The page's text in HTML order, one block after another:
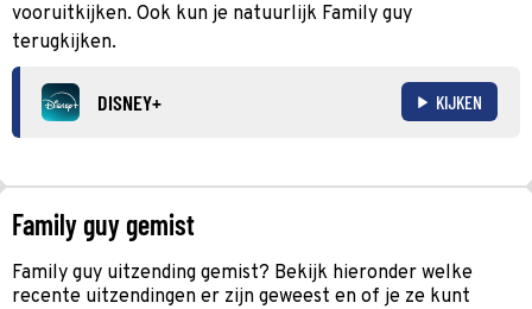
vooruitkijken. Ook kun je natuurlijk Family guy
terugkijken.
DISNEY+ KIJKEN
Family guy gemist
Family guy uitzending gemist? Bekijk hieronder welke
recente uitzendingen er zijn geweest en of je ze kunt